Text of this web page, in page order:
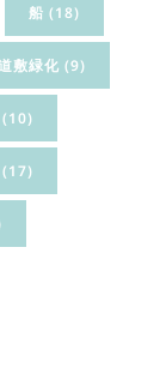
船 (18)
敷緑化 (9)
(10)
(17)